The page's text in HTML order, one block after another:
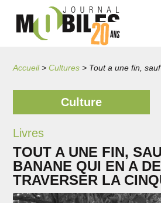
Accueil>Cultures >
Culture
Livres
TOUT A UNE FIN,
BANANE QUI EN A
TRAVERSER LA